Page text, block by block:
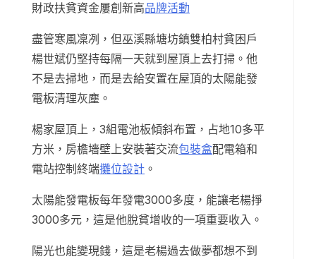
財政扶貧資金屢創新高品牌活動
盡管寒風凜冽，但巫溪縣塘坊鎮雙柏村貧困戶
楊世斌仍堅持每隔一天就到屋頂上去打掃。他
不是去掃地，而是去給安置在屋頂的太陽能發
電板清理灰塵。
楊家屋頂上，3組電池板傾斜布置，占地10多平
方米，房檐墻壁上安裝著交流包裝盒配電箱和
電站控制終端攤位設計 。
太陽能發電板每年發電3000多度，能讓老楊掙
3000多元，這是他脫貧增收的一項重要收入。
陽光也能變現錢，這是老楊過去做夢都想不到